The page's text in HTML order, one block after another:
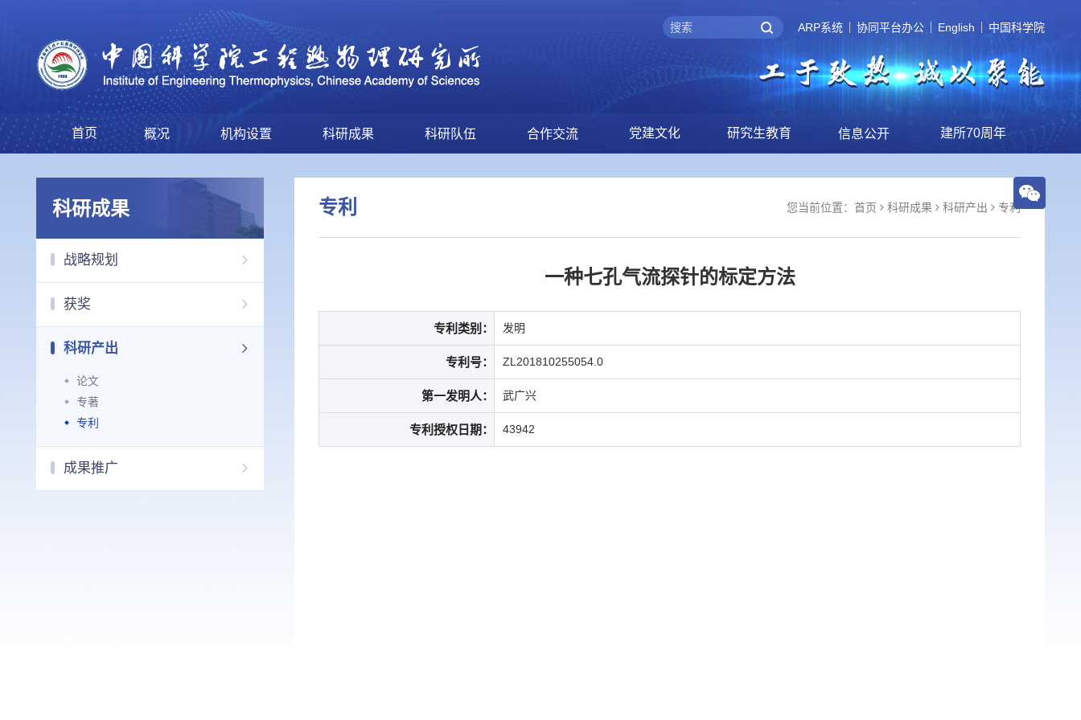
ARP系统 协同平台办公 English 中国科学院
首页 概况 机构设置 科研成果 科研队伍 合作交流 党建文化 研究生教育 信息公开 建所70周年
科研成果
战略规划
获奖
科研产出
论文
专著
专利
成果推广
专利 您当前位置： 首页 科研成果 科研产出 专利
一种七孔气流探针的标定方法
专利类别： 发明
专利号： ZL201810255054.0
第一发明人： 武广兴
专利授权日期： 43942